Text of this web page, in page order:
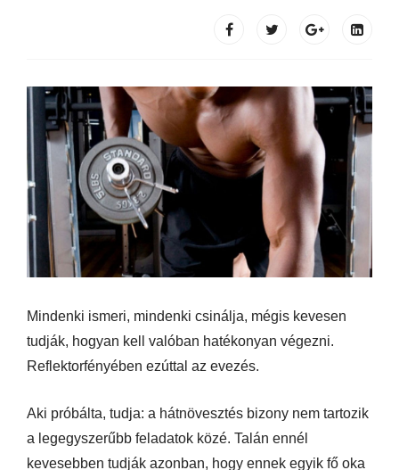
Mindenki ismeri, mindenki csinálja, mégis kevesen
tudják, hogyan kell valóban hatékonyan végezni.
Reflektorfényében ezúttal az evezés.
Aki próbálta, tudja: a hátnövesztés bizony nem tartozik
a legegyszerűbb feladatok közé. Talán ennél
kevesebben tudják azonban, hogy ennek egyik fő oka